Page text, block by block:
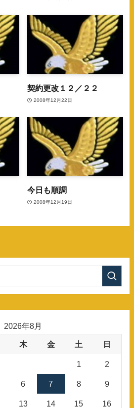
契約更改１２／２２
2008年12月22日
今日も順調
2008年12月19日
2026年8月
木 金 土 日
1 2
6 7 8 9
13 14 15 16